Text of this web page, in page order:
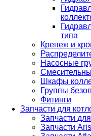
типа
Крепеж и
Насосные
Шкафы
Группы
Фитинги
Запчасти для
Запчасти
Запчасти